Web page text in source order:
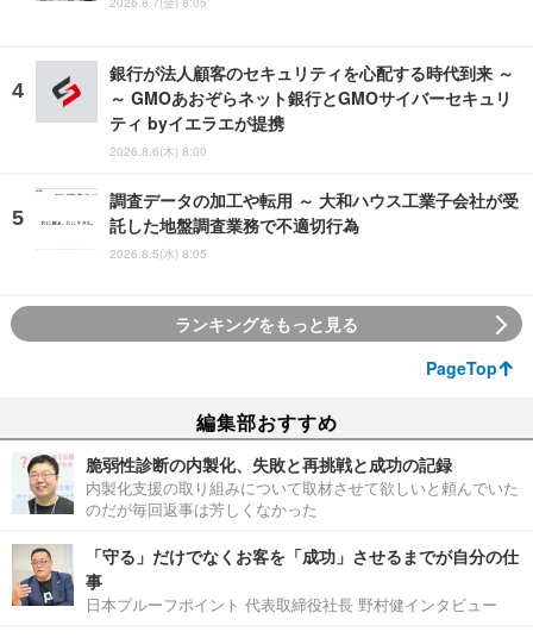
銀行が法人顧客のセキュリティを心配する時代到来 ～
～ GMOあおぞらネット銀行とGMOサイバーセキュリ
ティ byイエラエが提携
2026.8.6(木) 8:00
調査データの加工や転用 ～ 大和ハウス工業子会社が受
託した地盤調査業務で不適切行為
2026.8.5(水) 8:05
ランキングをもっと見る
PageTop
編集部おすすめ
脆弱性診断の内製化、失敗と再挑戦と成功の記録
内製化支援の取り組みについて取材させて欲しいと頼んでいた
のだが毎回返事は芳しくなかった
「守る」だけでなくお客を「成功」させるまでが自分の仕
事
日本プルーフポイント 代表取締役社長 野村健インタビュー